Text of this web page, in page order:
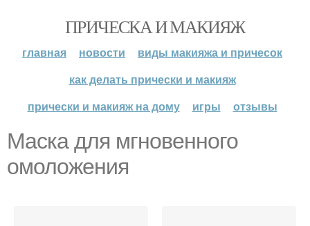
ПРИЧЕСКА И МАКИЯЖ
главная новости
виды макияжа и причесок
как делать прически и макияж
прически и макияж на дому
игры отзывы
Маска для мгновенного
омоложения